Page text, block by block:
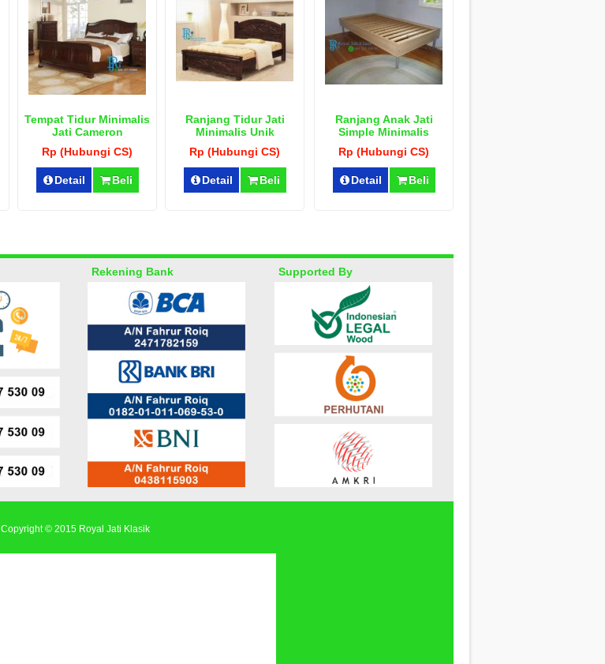
Tempat Tidur Minimalis
Jati Cameron
Rp (Hubungi CS)
Detail Beli
Ranjang Tidur Jati
Minimalis Unik
Rp (Hubungi CS)
Detail Beli
Ranjang Anak Jati
Simple Minimalis
Rp (Hubungi CS)
Detail Beli
Rekening Bank Supported By
Copyright © 2015 Royal Jati Klasik